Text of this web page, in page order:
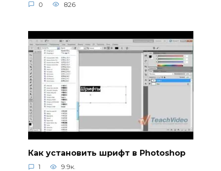
0 826
Как установить шрифт в Photoshop
1 9.9к.